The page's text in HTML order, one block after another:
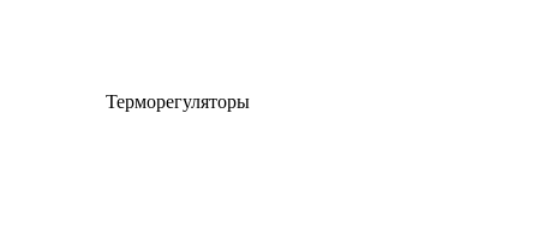
Терморегуляторы